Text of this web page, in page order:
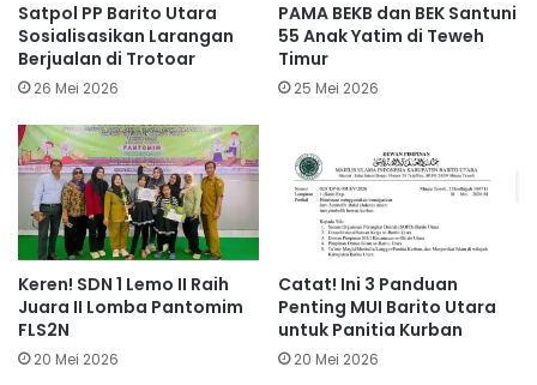
Satpol PP Barito Utara
Sosialisasikan Larangan
Berjualan di Trotoar
26 Mei 2026
PAMA BEKB dan BEK Santuni
55 Anak Yatim di Teweh
Timur
25 Mei 2026
Keren! SDN 1 Lemo II Raih
Juara II Lomba Pantomim
FLS2N
20 Mei 2026
Catat! Ini 3 Panduan
Penting MUI Barito Utara
untuk Panitia Kurban
20 Mei 2026